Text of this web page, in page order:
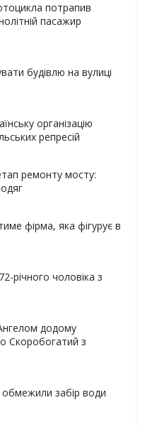
потрапив
пасажир
будівлю на вулиці
організацію
репресій
ремонту мосту:
фірма, яка фігурує в
річного чоловіка з
додому
Скоробогатий з
обмежили забір води